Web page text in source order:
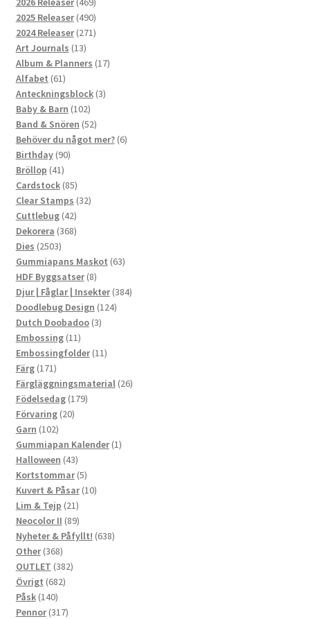
produkter
2025 Releaser 490490
produkter
2024 Releaser 271271
Art Journals 1313
produkter
Album & Planners 1717
Alfabet 6161
produkter
Anteckningsblock 33
Baby & Barn 102102
produkter
Band & Snören 5252
produkter
Behöver du något mer? 66
Birthday 9090
Bröllop 4141
produkter
Cardstock 8585
produkter
Clear Stamps 3232
Cuttlebug 4242
produkter
Dekorera 368368
Dies 25032503
produkter
Gummiapans Maskot 6363
HDF Byggsatser 88
produkter
Djur | Fåglar | Insekter 384384
Doodlebug Design 124124
Dutch Doobadoo 33
Embossing 1111
produkter
Embossingfolder 1111
Färg 171171
produkter
Färgläggningsmaterial 2626
Födelsedag 179179
Förvaring 2020
Garn 102102
produkter
Gummiapan Kalender 11
Halloween 4343
produkter
Kortstommar 55
produkter
Kuvert & Påsar 1010
Lim & Tejp 2121
produkter
Neocolor II 8989
produkter
Nyheter & Påfyllt! 638638
Other 368368
produkter
OUTLET 382382
Övrigt 682682
Påsk 140140
produkter
Pennor 317317